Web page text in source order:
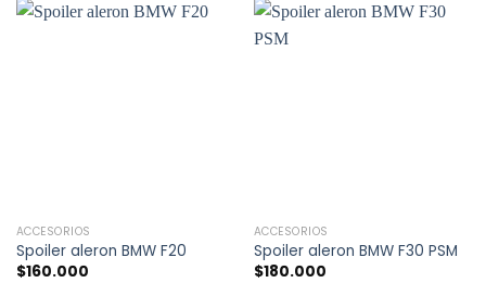
ACCESORIOS
Spoiler aleron BMW F20
$160.000
ACCESORIOS
Spoiler aleron BMW F30 PSM
$180.000